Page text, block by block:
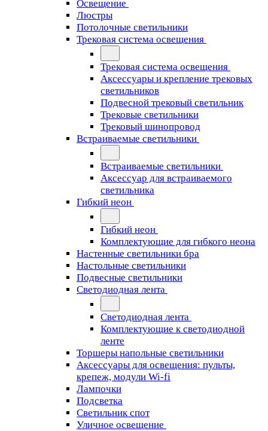
Освещение
Люстры
Потолочные светильники
Трековая система освещения
Трековая система освещения
Аксессуары и крепление трековых
светильников
Подвесной трековый светильник
Трековые светильники
Трековый шинопровод
Встраиваемые светильники
Встраиваемые светильники
Аксессуар для встраиваемого
светильника
Гибкий неон
Гибкий неон
Комплектующие для гибкого неона
Настенные светильники бра
Настольные светильники
Подвесные светильники
Светодиодная лента
Светодиодная лента
Комплектующие к светодиодной
ленте
Торшеры напольные светильники
Аксессуары для освещения: пульты,
крепеж, модули Wi-fi
Лампочки
Подсветка
Светильник спот
Уличное освещение